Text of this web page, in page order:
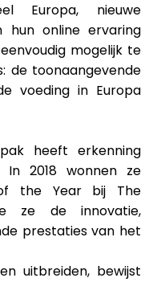
Europa, nieuwe
hun online ervaring
mogelijk te
de toonaangevende
voeding in Europa
heeft erkenning
2018 wonnen ze
the Year bij The
ze de innovatie,
prestaties van het
uitbreiden, bewijst